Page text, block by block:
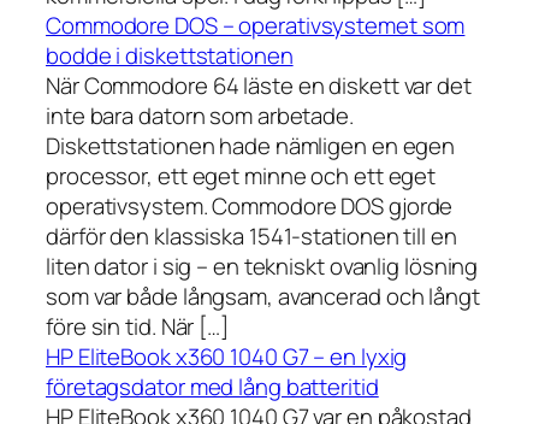
Commodore DOS – operativsystemet som
bodde i diskettstationen
När Commodore 64 läste en diskett var det
inte bara datorn som arbetade.
Diskettstationen hade nämligen en egen
processor, ett eget minne och ett eget
operativsystem. Commodore DOS gjorde
därför den klassiska 1541-stationen till en
liten dator i sig – en tekniskt ovanlig lösning
som var både långsam, avancerad och långt
före sin tid. När […]
HP EliteBook x360 1040 G7 – en lyxig
företagsdator med lång batteritid
HP EliteBook x360 1040 G7 var en påkostad